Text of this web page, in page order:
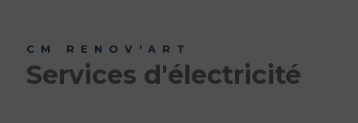
CM RENOV'ART
Services d'électricité